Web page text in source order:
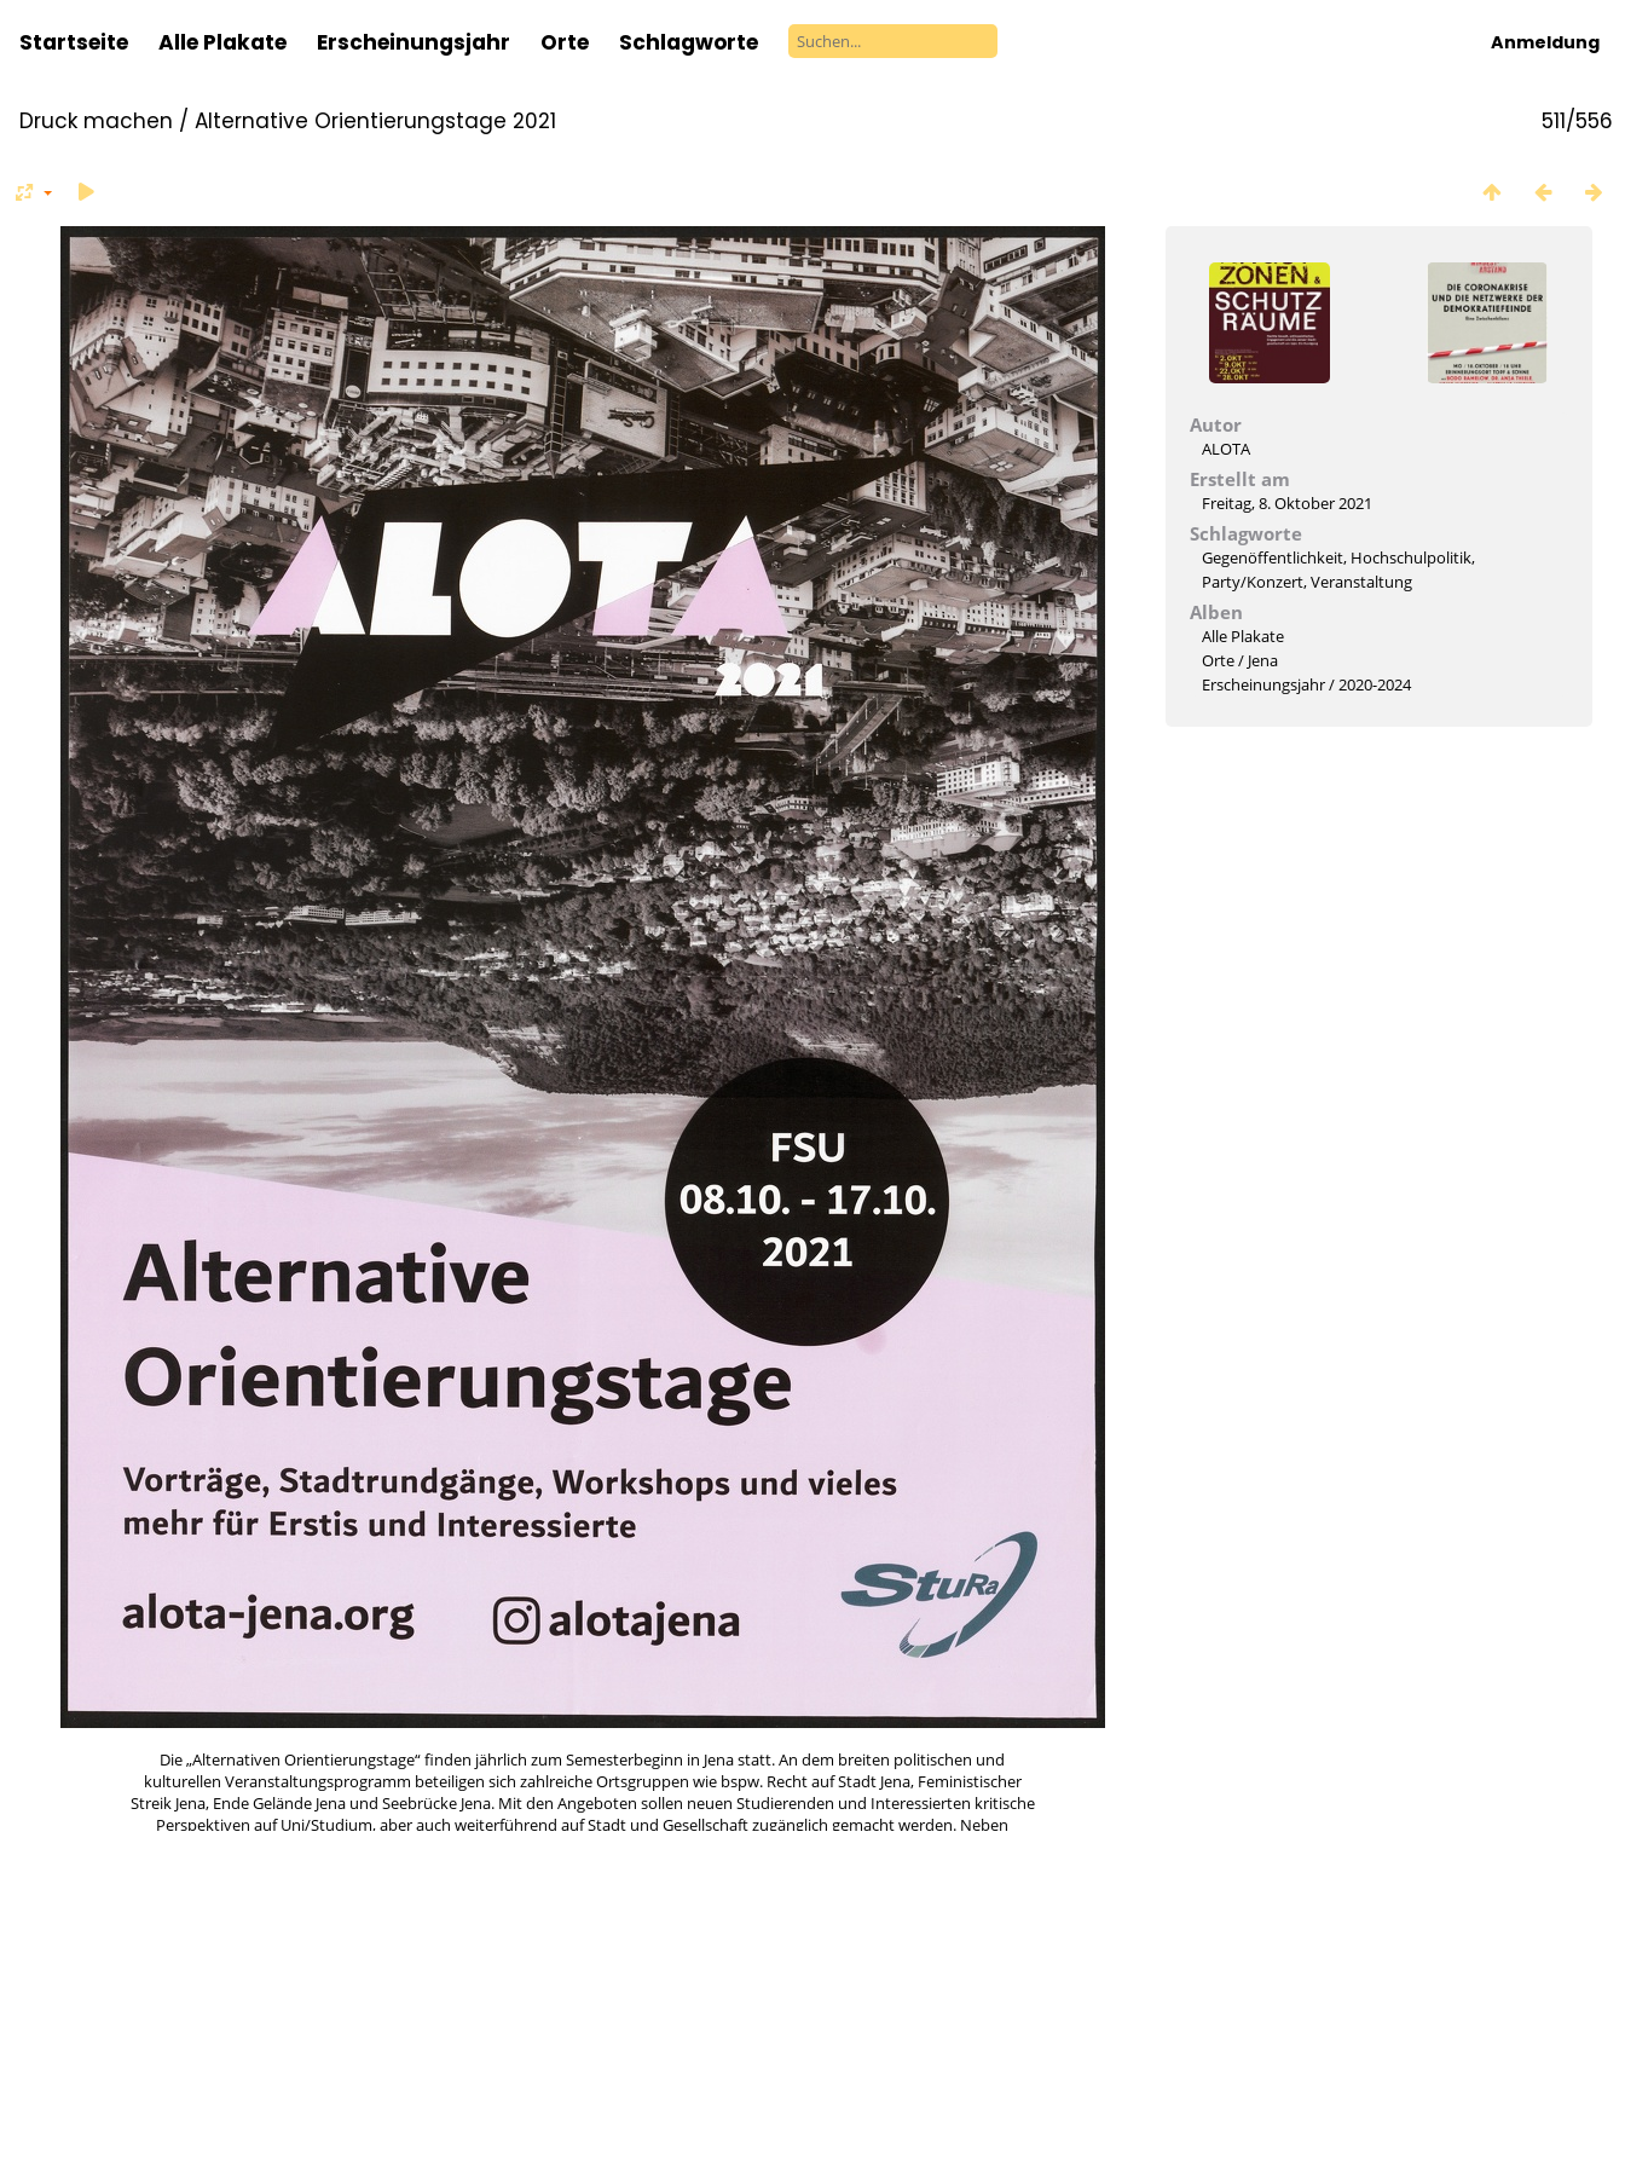
Startseite Alle Plakate Erscheinungsjahr Orte Schlagworte Anmeldung
511/556
Druck machen / Alternative Orientierungstage 2021
Die „Alternativen Orientierungstage“ finden jährlich zum Semesterbeginn in Jena statt. An dem breiten politischen und
kulturellen Veranstaltungsprogramm beteiligen sich zahlreiche Ortsgruppen wie bspw. Recht auf Stadt Jena, Feministischer
Streik Jena, Ende Gelände Jena und Seebrücke Jena. Mit den Angeboten sollen neuen Studierenden und Interessierten kritische
Perspektiven auf Uni/Studium, aber auch weiterführend auf Stadt und Gesellschaft zugänglich gemacht werden. Neben
Autor
ALOTA
Erstellt am
Freitag, 8. Oktober 2021
Schlagworte
Gegenöffentlichkeit, Hochschulpolitik,
Party/Konzert,Veranstaltung
Alben
Alle Plakate
Orte/ Jena
Erscheinungsjahr/2020-2024